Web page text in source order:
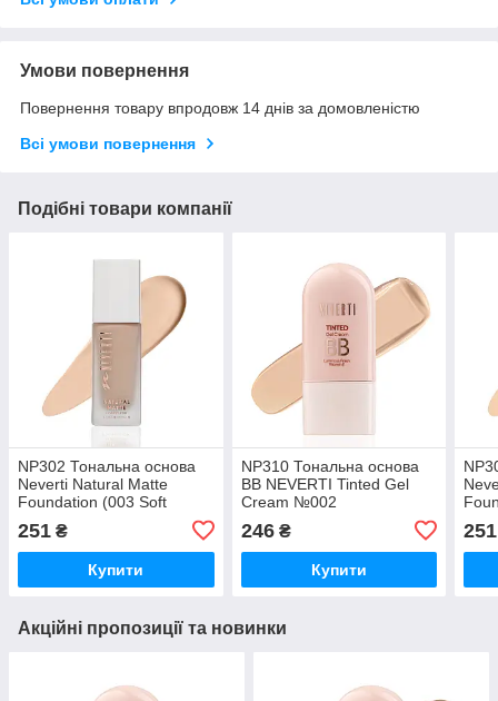
Умови повернення
Повернення товару впродовж 14 днів за домовленістю
Всі умови повернення
Подібні товари компанії
NP302 Тональна основа
Neverti Natural Matte
Foundation (003 Soft
251 ₴
Купити
NP310 Тональна основа
BB NEVERTI Tinted Gel
Cream №002
246₴
Купити
251
Акційні пропозиції та новинки